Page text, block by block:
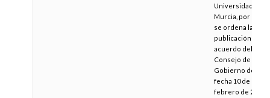
Universidad de
Murcia, por la que
se ordena la
publicación del
acuerdo del
Consejo de
Gobierno de
fecha 10 de
febrero de 2006,